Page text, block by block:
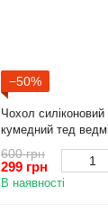
−50%
Чохол
кумедний тед
NE бордовий
600 грн
299 грн
В наявності